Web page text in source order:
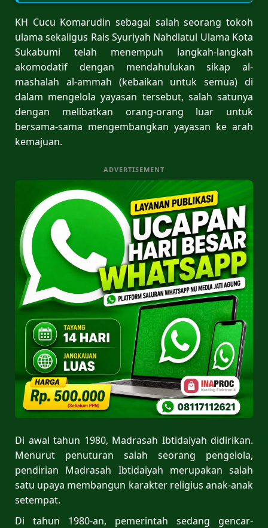
KH Cucu Komarudin sebagai salah seorang tokoh
ulama sekaligus Rais Syuriyah Nahdlatul Ulama Kota
Sukabumi telah menempuh langkah-langkah
akomodatif dengan mendahulukan sikap al-
mashalah al-ammah (kebaikan untuk semua) di
dalam mengelola yayasan tersebut, salah satunya
dengan melibatkan orang-orang luar untuk
bersama-sama mengembangkan yayasan ke arah
kemajuan.
ADVERTISEMENT
Di awal tahun 1980, Madrasah Ibtidaiyah didirikan.
Menurut penuturan salah seorang pengelola,
pendirian Madrasah Ibtidaiyah merupakan salah
satu upaya membangun karakter religius anak-anak
setempat.
Di tahun 1980-an, pemerintah sedang gencar-